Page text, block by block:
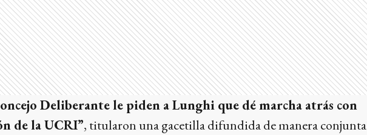
Deliberante le piden a Lunghi que dé marcha atrás con
de la UCRI”, titularon una gacetilla difundida de manera conjunta